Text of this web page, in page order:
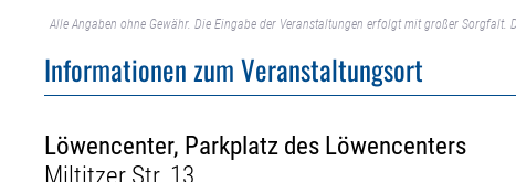
Alle Angaben ohne Gewähr. Die Eingabe der Veranstaltungen erfolgt mit großer
Informationen zum Veranstaltungsort
Löwencenter, Parkplatz des Löwencenters
Miltitzer Str. 13